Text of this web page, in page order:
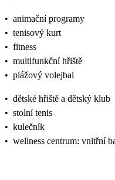
• animační programy
• tenisový kurt
• fitness
• multifunkční hřiště
• plážový volejbal
• dětské hřiště a dětský klub
• stolní tenis
• kulečník
• wellness centrum: vnitřní